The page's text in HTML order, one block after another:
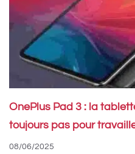
OnePlus Pad 3 : la
toujours pas pour
08/06/2025